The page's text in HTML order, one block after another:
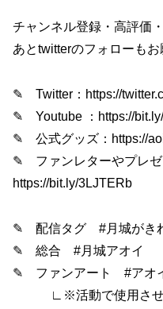
チャンネル登録・高評価・
あとtwitterのフォローもお
✎ Twitter：https://
✎ Youtube ：https://
✎ 公式グッズ：https://
✎ ファンレターやプレゼ
https://bit.ly/3LJTERb
✎ 配信タグ #月城がき
✎ 総合 #月城アオイ
✎ ファンアート #アオ
∟※活動で使用させ